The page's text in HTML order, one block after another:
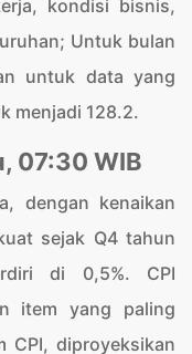
kondisi bisnis,
Untuk bulan
untuk data yang
menjadi 128.2.
07:30 WIB
dengan kenaikan
sejak Q4 tahun
di 0,5%. CPI
item yang paling
CPI, diproyeksikan